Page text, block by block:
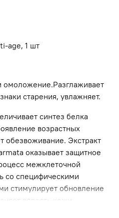
age, 1 шт
старения, увлажняет.
синтез белка
возрастных
обезвоживание. Экстракт
оказывает защитное
межклеточной
со специфическими
стимулирует обновление
вялость кожи.